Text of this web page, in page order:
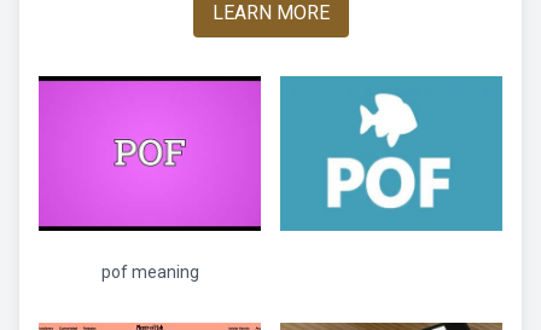
LEARN MORE
pof meaning